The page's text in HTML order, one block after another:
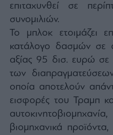
επιταχυνθεί σε
συνομιλιών.
Το μπλοκ ετοιμάζει
κατάλογο δασμών σε
αξίας 95 δισ. ευρώ σε
των
οποία αποτελούν
εισφορές του Τραμπ
βιομηχανικά